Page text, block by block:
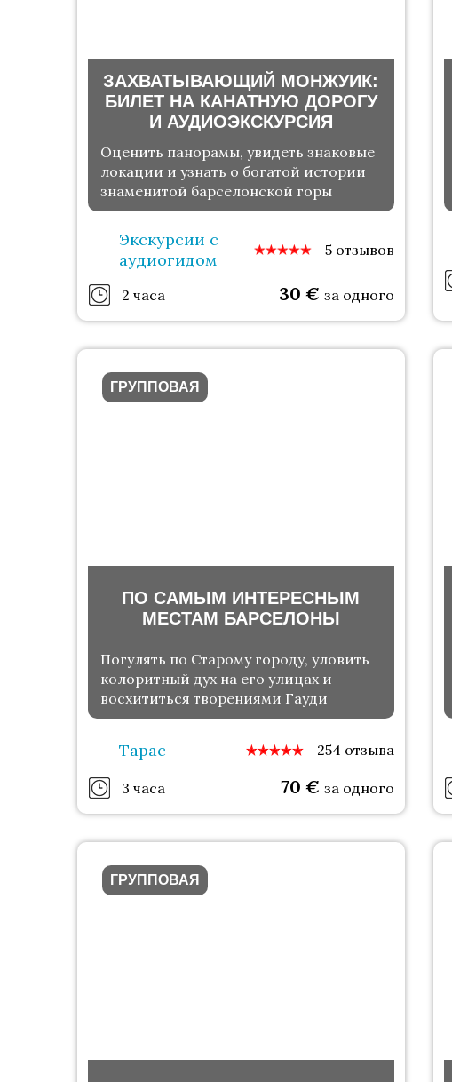
ЗАХВАТЫВАЮЩИЙ МОНЖУИК:
БИЛЕТ НА КАНАТНУЮ ДОРОГУ
И АУДИОЭКСКУРСИЯ
Оценить панорамы, увидеть знаковые
локации и узнать о богатой истории
знаменитой барселонской горы
Экскурсии с
аудиогидом
5 отзывов
2 часа 30 € за одного
ГРУППОВАЯ
ПО САМЫМ ИНТЕРЕСНЫМ
МЕСТАМ БАРСЕЛОНЫ
Погулять по Старому городу, уловить
колоритный дух на его улицах и
восхититься творениями Гауди
Тарас 254 отзыва
3 часа 70 € за одного
ГРУППОВАЯ